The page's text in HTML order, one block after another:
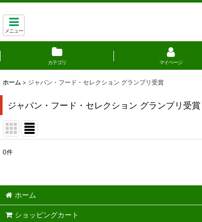
メニュー
カテゴリ マイページ
ホーム > ジャパン・フード・セレクション グランプリ受賞
ジャパン・フード・セレクション グランプリ受賞
並び順:
0件
ホーム
ショッピングカート